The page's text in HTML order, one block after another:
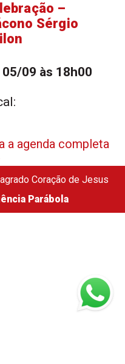
–
Sérgio
05/09 às 18h00
a agenda completa
Coração de Jesus
Parábola